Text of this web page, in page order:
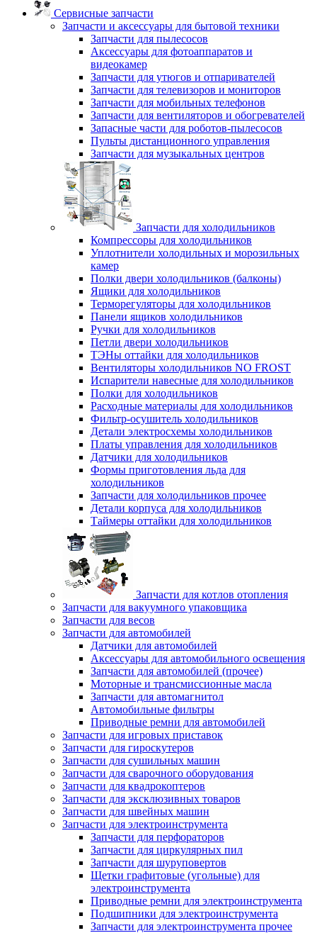
Сервисные запчасти
Запчасти и аксессуары для бытовой техники
Запчасти для пылесосов
Аксессуары для фотоаппаратов и
видеокамер
Запчасти для утюгов и отпаривателей
Запчасти для телевизоров и мониторов
Запчасти для мобильных телефонов
Запчасти для вентиляторов и обогревателей
Запасные части для роботов-пылесосов
Пульты дистанционного управления
Запчасти для музыкальных центров
Запчасти для холодильников
Компрессоры для холодильников
Уплотнители холодильных и морозильных
камер
Полки двери холодильников (балконы)
Ящики для холодильников
Терморегуляторы для холодильников
Панели ящиков холодильников
Ручки для холодильников
Петли двери холодильников
ТЭНы оттайки для холодильников
Вентиляторы холодильников NO FROST
Испарители навесные для холодильников
Полки для холодильников
Расходные материалы для холодильников
Фильтр-осушитель холодильников
Детали электросхемы холодильников
Платы управления для холодильников
Датчики для холодильников
Формы приготовления льда для
холодильников
Запчасти для холодильников прочее
Детали корпуса для холодильников
Таймеры оттайки для холодильников
Запчасти для котлов отопления
Запчасти для вакуумного упаковщика
Запчасти для весов
Запчасти для автомобилей
Датчики для автомобилей
Аксессуары для автомобильного освещения
Запчасти для автомобилей (прочее)
Моторные и трансмиссионные масла
Запчасти для автомагнитол
Автомобильные фильтры
Приводные ремни для автомобилей
Запчасти для игровых приставок
Запчасти для гироскутеров
Запчасти для сушильных машин
Запчасти для сварочного оборудования
Запчасти для квадрокоптеров
Запчасти для эксклюзивных товаров
Запчасти для швейных машин
Запчасти для электроинструмента
Запчасти для перфораторов
Запчасти для циркулярных пил
Запчасти для шуруповертов
Щетки графитовые (угольные) для
электроинструмента
Приводные ремни для электроинструмента
Подшипники для электроинструмента
Запчасти для электроинструмента прочее